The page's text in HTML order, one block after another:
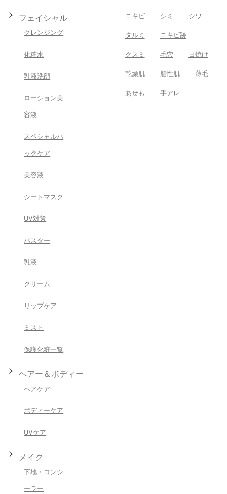
フェイシャル
クレンジング
化粧水
乳液洗顔
ローション美
容液
スペシャルパ
ックケア
美容液
シートマスク
UV対策
パスター
乳液
クリーム
リップケア
ミスト
保護化粧一覧
ヘアー＆ボディー
ヘアケア
ボディーケア
UVケア
メイク
下地・コンシ
ーラー
ニキビ シミ
シワ
タルミ
ニキビ跡
クスミ
毛穴
日焼け
乾燥肌
脂性肌
薄毛
あせも
手アレ